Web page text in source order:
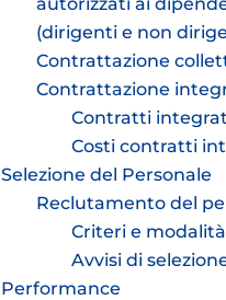
(dirigenti e non
Contrattazione
Contrattazione
Contratti
Costi contratti
Selezione del Personale
Reclutamento del
Criteri e modalità
Avvisi di
Performance